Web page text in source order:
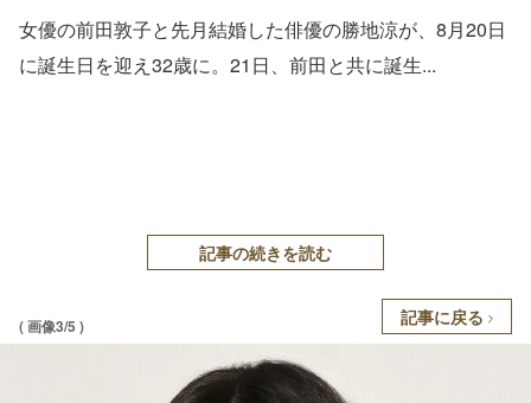
女優の前田敦子と先月結婚した俳優の勝地涼が、8月20日
に誕生日を迎え32歳に。21日、前田と共に誕生...
記事の続きを読む
( 画像3/5 ) 記事に戻る